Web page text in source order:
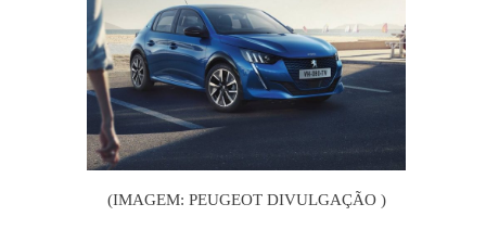
(IMAGEM: PEUGEOT DIVULGAÇÃO )